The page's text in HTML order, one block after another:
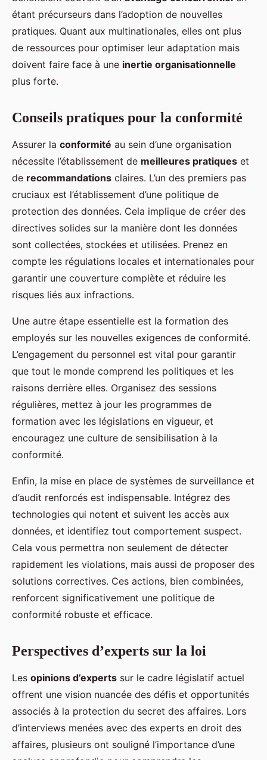
étant précurseurs dans l’adoption de nouvelles
pratiques. Quant aux multinationales, elles ont plus
de ressources pour optimiser leur adaptation mais
doivent faire face à une inertie organisationnelle
plus forte.
Conseils pratiques pour la conformité
Assurer la conformité au sein d’une organisation
nécessite l’établissement de meilleures pratiques et
de recommandations claires. L’un des premiers pas
cruciaux est l’établissement d’une politique de
protection des données. Cela implique de créer des
directives solides sur la manière dont les données
sont collectées, stockées et utilisées. Prenez en
compte les régulations locales et internationales pour
garantir une couverture complète et réduire les
risques liés aux infractions.
Une autre étape essentielle est la formation des
employés sur les nouvelles exigences de conformité.
L’engagement du personnel est vital pour garantir
que tout le monde comprend les politiques et les
raisons derrière elles. Organisez des sessions
régulières, mettez à jour les programmes de
formation avec les législations en vigueur, et
encouragez une culture de sensibilisation à la
conformité.
Enfin, la mise en place de systèmes de surveillance et
d’audit renforcés est indispensable. Intégrez des
technologies qui notent et suivent les accès aux
données, et identifiez tout comportement suspect.
Cela vous permettra non seulement de détecter
rapidement les violations, mais aussi de proposer des
solutions correctives. Ces actions, bien combinées,
renforcent significativement une politique de
conformité robuste et efficace.
Perspectives d’experts sur la loi
Les opinions d’experts sur le cadre législatif actuel
offrent une vision nuancée des défis et opportunités
associés à la protection du secret des affaires. Lors
d’interviews menées avec des experts en droit des
affaires, plusieurs ont souligné l’importance d’une